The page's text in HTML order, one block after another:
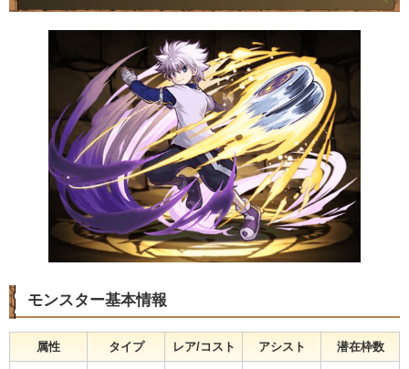
モンスター基本情報
属性 タイプ レア/コスト アシスト 潜在枠数